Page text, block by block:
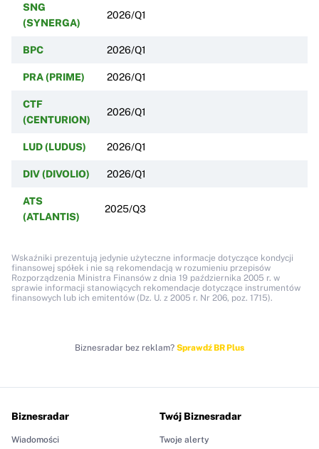
SNG
(SYNERGA)
2026/Q1
BPC 2026/Q1
PRA (PRIME) 2026/Q1
CTF
(CENTURION)
2026/Q1
LUD (LUDUS) 2026/Q1
DIV (DIVOLIO) 2026/Q1
ATS
(ATLANTIS)
2025/Q3
Wskaźniki prezentują jedynie użyteczne informacje dotyczące kondycji
finansowej spółek i nie są rekomendacją w rozumieniu przepisów
Rozporządzenia Ministra Finansów z dnia 19 października 2005 r. w
sprawie informacji stanowiących rekomendacje dotyczące instrumentów
finansowych lub ich emitentów (Dz. U. z 2005 r. Nr 206, poz. 1715).
Biznesradar bez reklam? Sprawdź BR Plus
Biznesradar
Wiadomości
Twój Biznesradar
Twoje alerty